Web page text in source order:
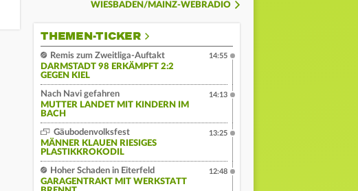
WIESBADEN/MAINZ-WEBRADIO
THEMEN-TICKER
Remis zum Zweitliga-Auftakt
DARMSTADT 98 ERKÄMPFT 2:2
GEGEN KIEL
14:55
Nach Navi gefahren
MUTTER LANDET MIT KINDERN IM
BACH
14:13
Gäubodenvolksfest
MÄNNER KLAUEN RIESIGES
PLASTIKKROKODIL
13:25
Hoher Schaden in Eiterfeld
GARAGENTRAKT MIT WERKSTATT
12:48